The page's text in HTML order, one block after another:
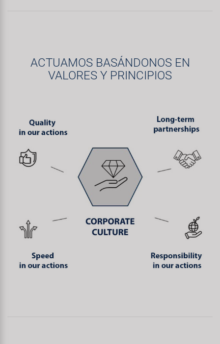
ACTUAMOS BASÁNDONOS EN
VALORES Y PRINCIPIOS